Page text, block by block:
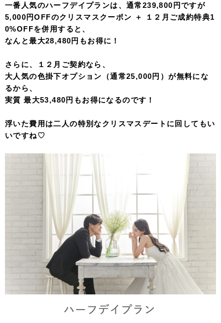
一番人気のハーフデイプランは、通常239,800円ですが
5,000円OFFのクリスマスクーポン ＋ １２月ご成約特典1
0%OFFを併用すると、
なんと最大28,480円もお得に！
さらに、１２月ご契約なら、
大人気の色掛下オプション（通常25,000円）が無料にな
るから、
実質 最大53,480円 もお得になるのです！
浮いた費用は二人の特別なクリスマスデートに回してもい
いですね♡